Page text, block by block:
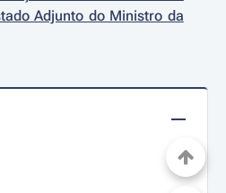
Adjunto do Ministro da